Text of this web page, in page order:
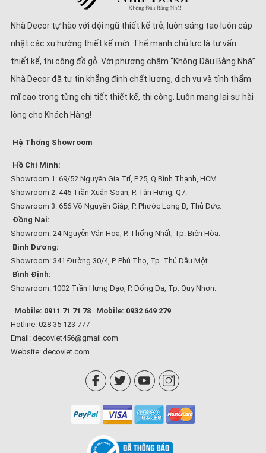
Nhà Decor tự hào với đội ngũ thiết kế trẻ, luôn sáng tạo luôn cập
nhật các xu hướng thiết kế mới. Thế mạnh chủ lực là tư vấn
thiết kế, thi công đồ gỗ. Với phương châm “Không Đâu Bằng Nhà”
Nhà Decor đã tự tin khẳng định chất lượng, dịch vụ và tính thẩm
mĩ cao trong từng chi tiết thiết kế, thi công. Luôn mang lại sự hài
lòng cho Khách Hàng!
Hệ Thống Showroom
Hồ Chí Minh:
Showroom 1: 69/52 Nguyễn Gia Trí, P.25, Q.Bình Thạnh, HCM.
Showroom 2: 445 Trần Xuân Soạn, P. Tân Hưng, Q7.
Showroom 3: 656 Võ Nguyên Giáp, P. Phước Long B, Thủ Đức.
Đồng Nai:
Showroom: 24 Nguyễn Văn Hoa, P. Thống Nhất, Tp. Biên Hòa.
Bình Dương:
Showroom: 341 Đường 30/4, P. Phú Thọ, Tp. Thủ Dầu Một.
Bình Định:
Showroom: 1002 Trần Hưng Đạo, P. Đống Đa, Tp. Quy Nhơn.
Mobile: 0911 71 71 78
Mobile: 0932 649 279
Hotline: 028 35 123 777
Email: decoviet456@gmail.com
Website: decoviet.com